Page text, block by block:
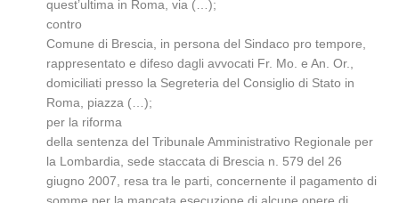
quest’ultima in Roma, via (…);
contro
Comune di Brescia, in persona del Sindaco pro tempore,
rappresentato e difeso dagli avvocati Fr. Mo. e An. Or.,
domiciliati presso la Segreteria del Consiglio di Stato in
Roma, piazza (…);
per la riforma
della sentenza del Tribunale Amministrativo Regionale per
la Lombardia, sede staccata di Brescia n. 579 del 26
giugno 2007, resa tra le parti, concernente il pagamento di